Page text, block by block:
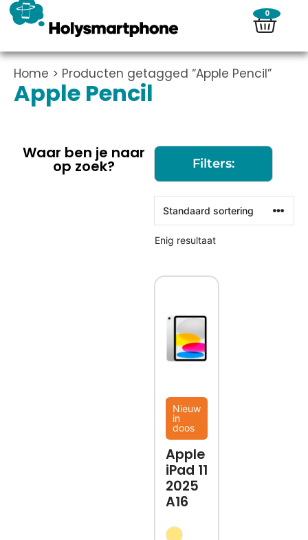
0
Home > Producten getagged “Apple Pencil”
Apple Pencil
Waar ben je naar
op zoek? Filters:
Enig resultaat
Nieuw
in
doos
Apple
iPad 11
2025
A16